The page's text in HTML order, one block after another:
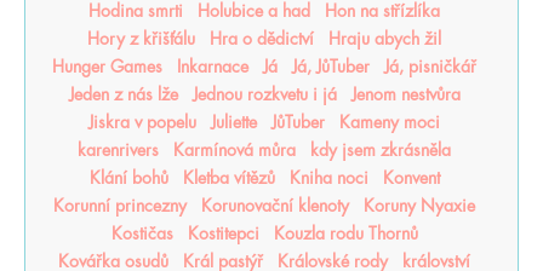
Hodina smrti
Holubice a had
Hon na střízlíka
Hory z křišťálu
Hra o dědictví
Hraju abych žil
Hunger Games
Inkarnace Já Já, JůTuber
Já, pisničkář
Jeden z nás lže
Jednou rozkvetu i já
Jenom nestvůra
Jiskra v popelu
Juliette JůTuber
Kameny moci
karenrivers
Karmínová můra
kdy jsem zkrásněla
Klání bohů
Kletba vítězů Kniha noci
Konvent
Korunní princezny
Korunovační klenoty
Koruny Nyaxie
Kostičas
Kostitepci
Kouzla rodu Thornů
Kovářka osudů
Král pastýř Královské rody
království